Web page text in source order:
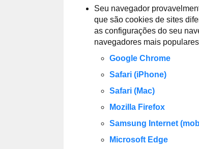
Seu navegador
que são cookies de sites
as configurações do seu
navegadores mais
Google Chrome
Safari (iPhone)
Safari (Mac)
Mozilla Firefox
Samsung Internet
Microsoft Edge